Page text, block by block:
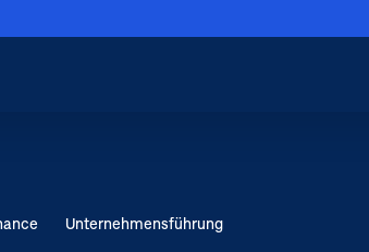
Unternehmensführung